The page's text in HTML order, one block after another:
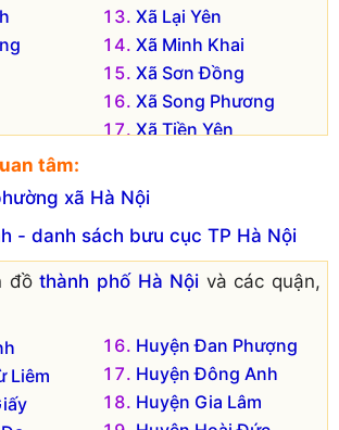
Xã Lại Yên
Xã Minh Khai
Xã Sơn Đồng
Xã Song Phương
Xã Tiền Yên
Xã Vân Côn
Xã Yên Sở
tâm:
xã Hà Nội
- danh sách bưu cục TP Hà Nội
đồthành phố Hà Nội và các quận,
Liêm
Huyện Đan Phượng
Huyện Đông Anh
Huyện Gia Lâm